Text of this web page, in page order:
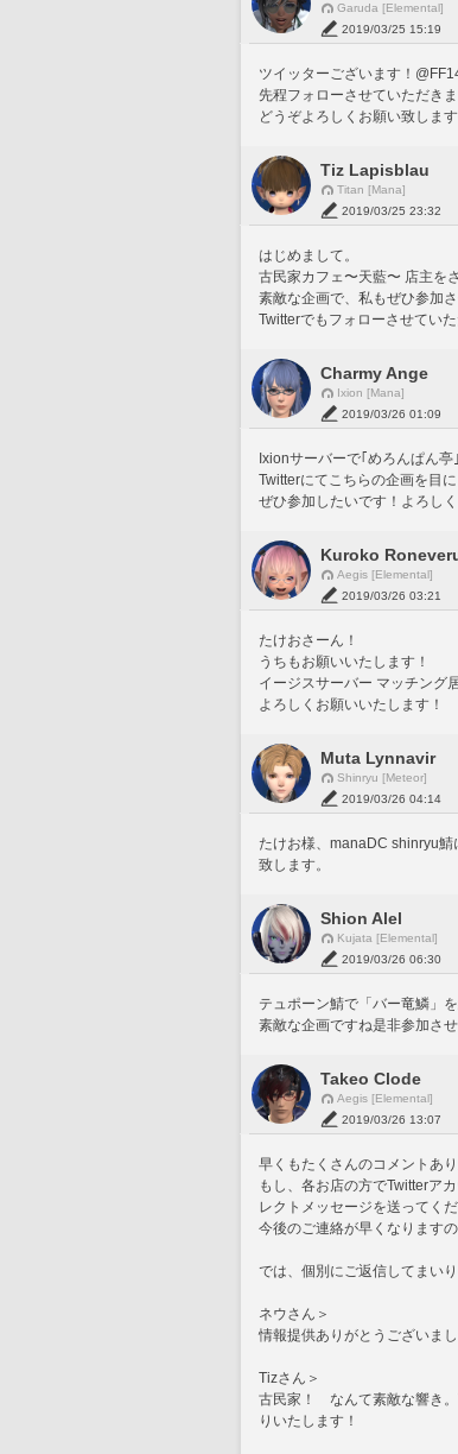
Garuda [Elemental]
2019/03/25 15:19
ツイッターございます！
先程フォローさせていただきま
どうぞよろしくお願い致しま
Tiz Lapisblau
Titan [Mana]
2019/03/25 23:32
はじめまして。
古民家カフェ〜天藍〜 店主を
素敵な企画で、私もぜひ参加
Twitterでもフォローさせてい
Charmy Ange
Ixion [Mana]
2019/03/26 01:09
Ixionサーバーで｢めろんぱん
Twitterにてこちらの企画を目
ぜひ参加したいです！よろし
Kuroko
Aegis [Elemental]
2019/03/26 03:21
たけおさーん！
うちもお願いいたします！
イージスサーバー マッチング
よろしくお願いいたします！
Muta Lynnavir
Shinryu [Meteor]
2019/03/26 04:14
たけお様、manaDC shinryu
致します。
Shion Alel
Kujata [Elemental]
2019/03/26 06:30
テュポーン鯖で「バー竜鱗」
素敵な企画ですね是非参加さ
Takeo Clode
Aegis [Elemental]
2019/03/26 13:07
早くもたくさんのコメントあ
もし、各お店の方でTwitterア
レクトメッセージを送ってくだ
今後のご連絡が早くなります
では、個別にご返信してまいり
ネウさん＞
情報提供ありがとうございま
Tizさん＞
古民家！　なんて素敵な響き
りいたします！